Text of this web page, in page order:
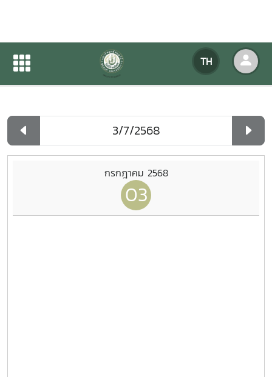
TH
ปฏิทินกิจกรรมของหน่วยงาน
ปฏิทินกิจกรรมของหน่วยงาน
กรกฎาคม 2568
03